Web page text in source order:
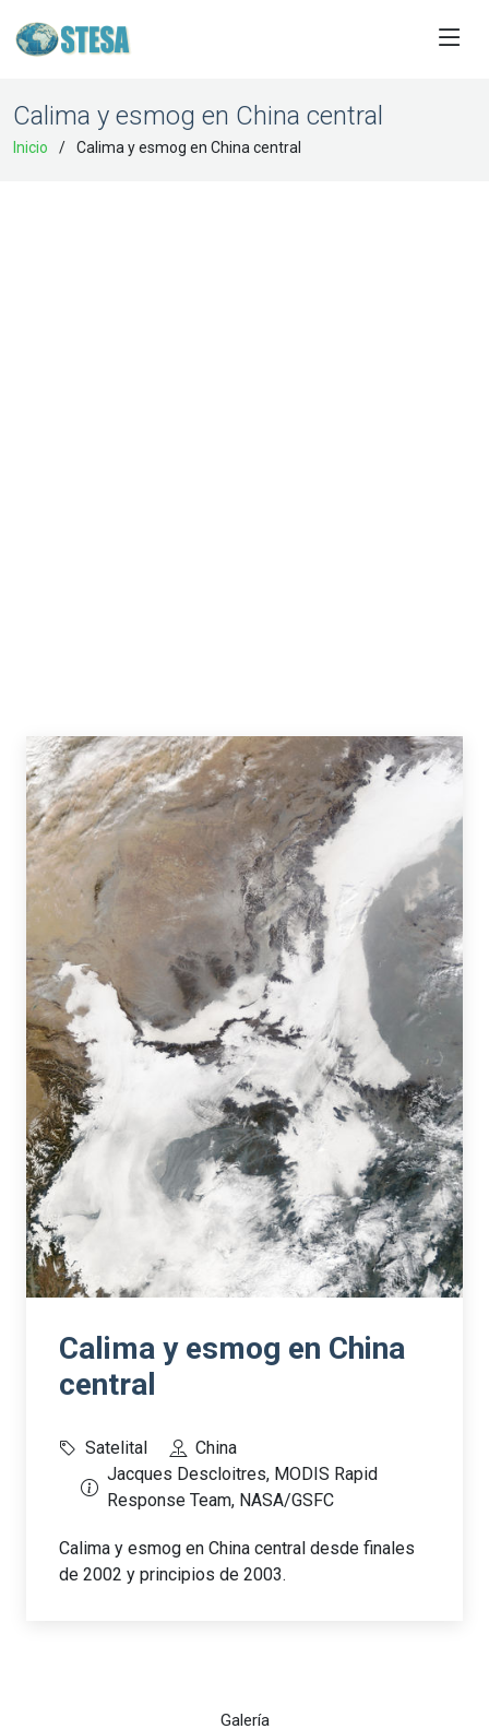
Calima y esmog en China central
Inicio Calima y esmog en China central
Calima y esmog en China
central
Satelital
China
Jacques Descloitres, MODIS Rapid
Response Team, NASA/GSFC
Calima y esmog en China central desde finales
de 2002 y principios de 2003.
Galería